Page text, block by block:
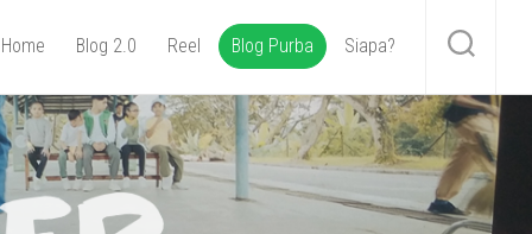
Home Blog 2.0 Reel Blog Purba Siapa?